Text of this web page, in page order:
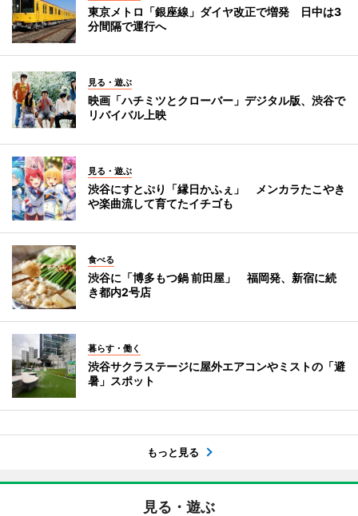
東京メトロ「銀座線」ダイヤ改正で増発 日中は3
分間隔で運行へ
見る・遊ぶ
映画「ハチミツとクローバー」デジタル版、渋谷で
リバイバル上映
見る・遊ぶ
渋谷にすとぷり「縁日かふぇ」 メンカラたこやき
や楽曲流して育てたイチゴも
食べる
渋谷に「博多もつ鍋 前田屋」 福岡発、新宿に続
き都内2号店
暮らす・働く
渋谷サクラステージに屋外エアコンやミストの「避
暑」スポット
もっと見る
見る・遊ぶ